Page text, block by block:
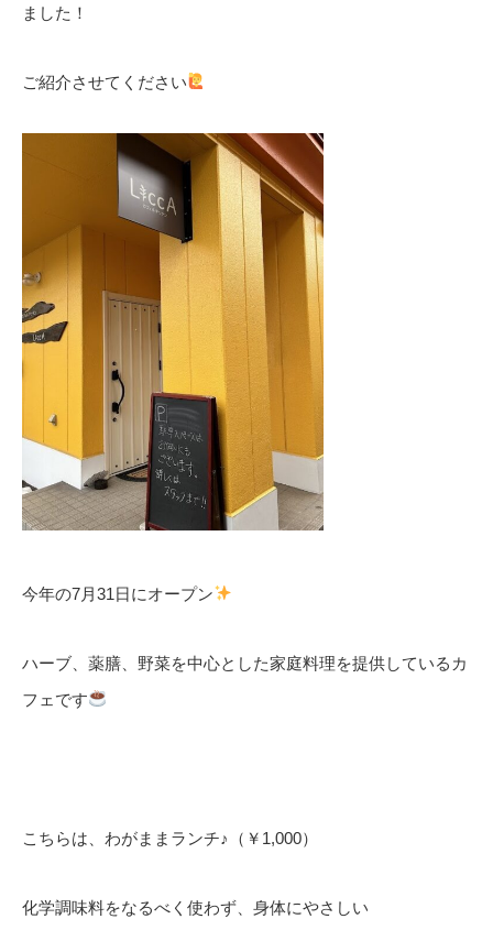
ました！
ご紹介させてください
今年の7月31日にオープン
ハーブ、薬膳、野菜を中心とした家庭料理を提供しているカ
フェです
こちらは、わがままランチ♪（￥1,000）
化学調味料をなるべく使わず、身体にやさしい